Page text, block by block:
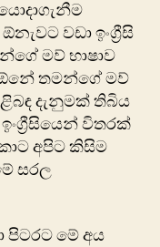
වඩා ඉංග්‍රීසි
මව් භාෂාව
තමන්ගේ මව්
දැනුමක් තිබිය
විතරක්
අපිට කිසිම
සරල
පිටරට මේ අය